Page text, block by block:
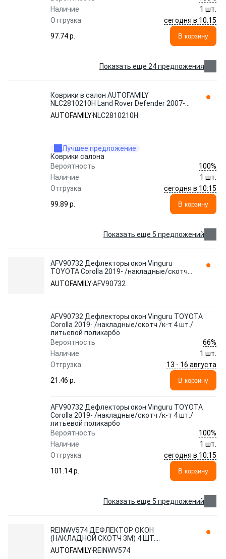
Наличие
1 шт.
Отгрузка
сегодня в 10:15
97.74 p.
В корзину
Показать еще 24 предложения
Коврики в салон AUTOFAMILY
NLC2810210H Land Rover Defender 2007-
2016 1 шт., черный
AUTOFAMILY NLC2810210H
Лучшее предложение
Коврики салона
Вероятность
100%
Наличие
1 шт.
Отгрузка
сегодня в 10:15
99.89 p.
В корзину
Показать еще 5 предложений
AFV90732 Дефлекторы окон Vinguru
TOYOTA Corolla 2019- /накладные/скотч /
к-т 4 шт./литьевой поликарбо
AUTOFAMILY
AUTOFAMILYAFV90732
AFV90732 Дефлекторы окон Vinguru TOYOTA
Corolla 2019- /накладные/скотч /к-т 4 шт./
литьевой поликарбо
Вероятность
66%
Наличие
1 шт.
Отгрузка
13 - 16 августа
21.46 p.
В корзину
AFV90732 Дефлекторы окон Vinguru TOYOTA
Corolla 2019- /накладные/скотч /к-т 4 шт./
литьевой поликарбо
Вероятность
100%
Наличие
1 шт.
Отгрузка
сегодня в 10:15
101.14 p.
В корзину
Показать еще 5 предложений
REINWV574 ДЕФЛЕКТОР ОКОН
(НАКЛАДНОЙ СКОТЧ 3М) 4 ШТ.
VOLKSWAGEN SHARAN I 1996-2010
МИНИВЭН AUTOFAMILY
AUTOFAMILY REINWV574